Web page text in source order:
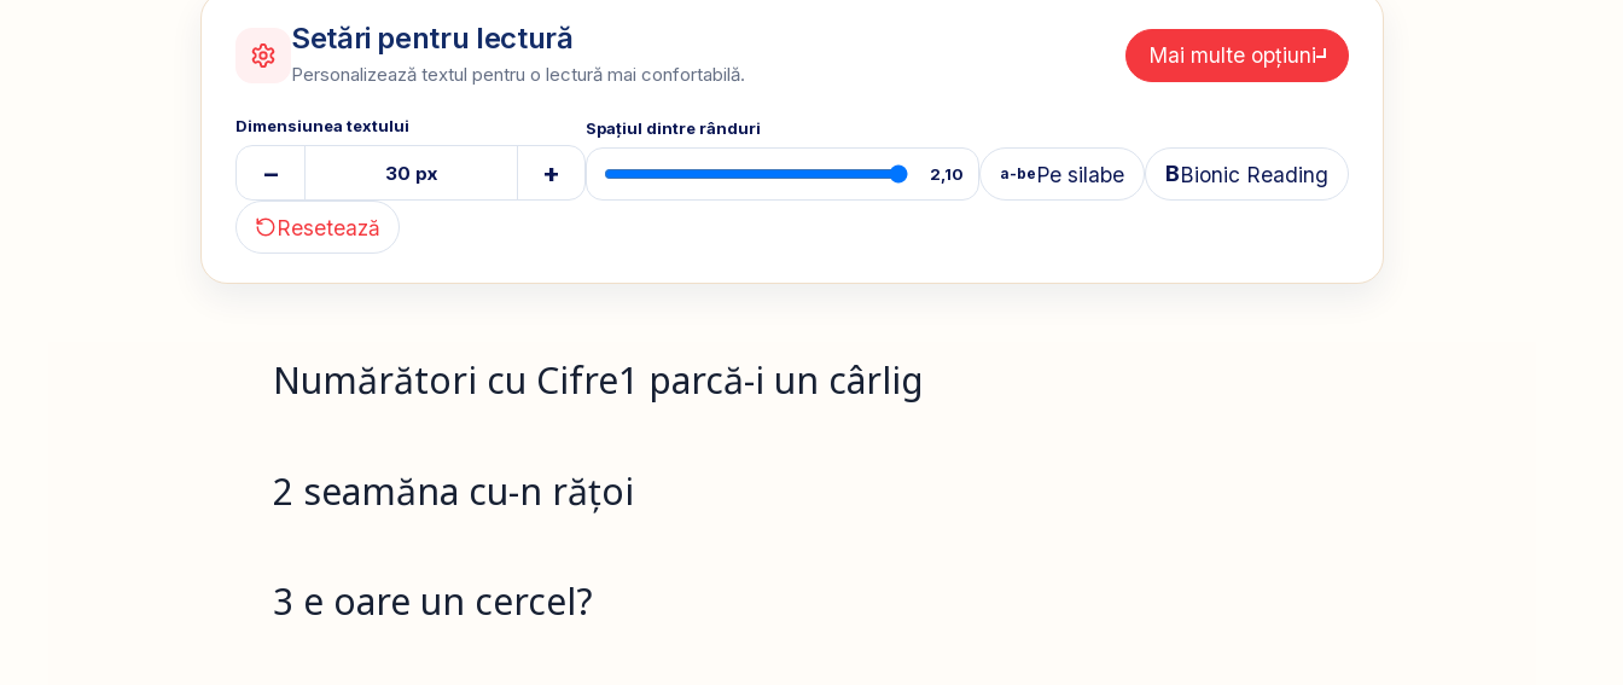
Setări pentru lectură
Personalizează textul pentru o lectură mai confortabilă.
Mai multe opțiuni
Dimensiunea textului
– 30 px +
Spațiul dintre rânduri
2,10 a-be Pe silabe BBionic Reading
Resetează
Numărători cu Cifre1 parcă-i un cârlig
2 seamăna cu-n rățoi
3 e oare un cercel?